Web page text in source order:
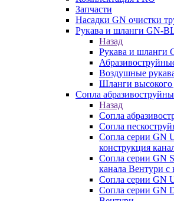
Запчасти
Насадки GN очистки
Рукава и шланги GN-
Назад
Рукава и шланги
Воздушные
Шланги высокого
Сопла
Назад
Сопла
Сопла
Сопла серии GN
конструкция
Сопла серии GN
канала Вентури
Сопла серии GN
Сопла серии GN